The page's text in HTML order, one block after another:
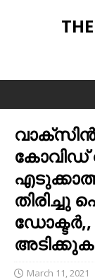
കോവിഡ്
തിരിച്ചു
March 11, 2021